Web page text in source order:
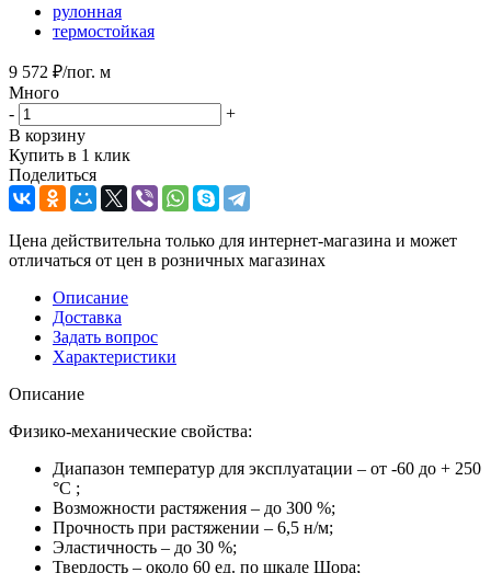
рулонная
термостойкая
9 572 ₽/пог. м
Много
-
+
В корзину
Купить в 1 клик
Поделиться
Цена действительна только для интернет-магазина и может
отличаться от цен в розничных магазинах
Описание
Доставка
Задать вопрос
Характеристики
Описание
Физико-механические свойства:
Диапазон температур для эксплуатации – от -60 до + 250
°С ;
Возможности растяжения – до 300 %;
Прочность при растяжении – 6,5 н/м;
Эластичность – до 30 %;
Твердость – около 60 ед. по шкале Шора;